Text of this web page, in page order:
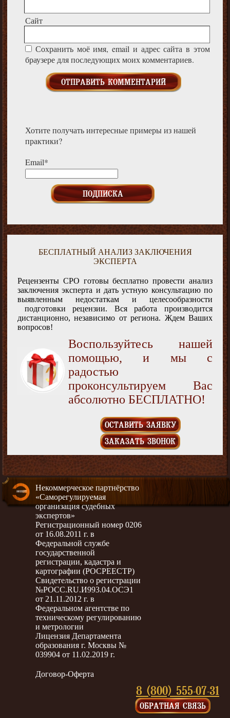
Сайт
Сохранить моё имя, email и адрес сайта в этом
браузере для последующих моих комментариев.
Хотите получать интересные примеры из нашей
практики?
Email*
БЕСПЛАТНЫЙ АНАЛИЗ ЗАКЛЮЧЕНИЯ
ЭКСПЕРТА
Рецензенты СРО готовы бесплатно провести анализ
заключения эксперта и дать устную консультацию по
выявленным недостаткам и целесообразности
подготовки рецензии. Вся работа производится
дистанционно, независимо от региона. Ждем Ваших
вопросов!
Воспользуйтесь нашей
помощью, и мы с
радостью
проконсультируем Вас
абсолютно БЕСПЛАТНО!
ОСТАВИТЬ ЗАЯВКУ
ЗАКАЗАТЬ ЗВОНОК
Некоммерческое партнёрство
«Саморегулируемая
организация судебных
экспертов»
Регистрационный номер 0206
от 16.08.2011 г. в
Федеральной службе
государственной
регистрации, кадастра и
картографии (РОСРЕЕСТР)
Свидетельство о регистрации
№РОСС.RU.И993.04.ОСЭ1
от 21.11.2012 г. в
Федеральном агентстве по
техническому регулированию
и метрологии
Лицензия Департамента
образования г. Москвы №
039904 от 11.02.2019 г.
Договор-Оферта
8 (800) 555-07-31
ОБРАТНАЯ СВЯЗЬ